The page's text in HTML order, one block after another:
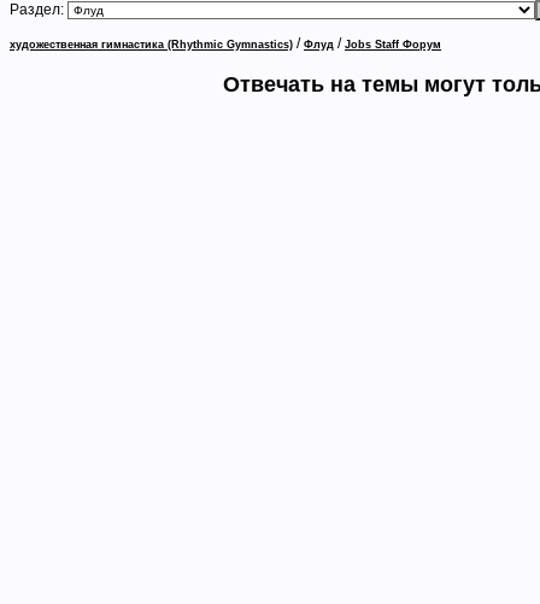
Раздел:
художественная гимнастика (Rhythmic Gymnastics) / Флуд / Jobs Staff Форум
Отвечать на темы могут